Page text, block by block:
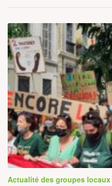
Actualité des groupes locaux